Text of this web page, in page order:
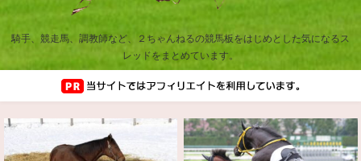
騎手、競走馬、調教師など、２ちゃんねるの競馬板をはじめとした気になるス
レッドをまとめています。